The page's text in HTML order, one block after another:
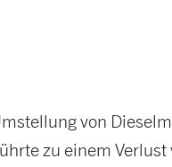
von
zu einem